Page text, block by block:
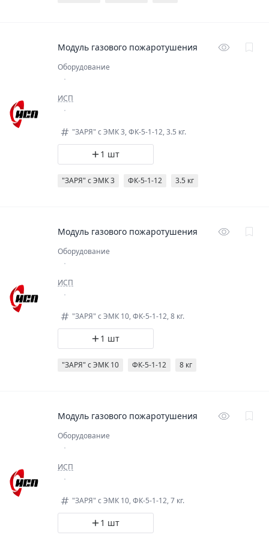
Модуль газового пожаротушения
Оборудование
ИСП
"ЗАРЯ" с ЭМК 3, ФК-5-1-12, 3.5 кг.
1 шт
"ЗАРЯ" с ЭМК 3 ФК-5-1-12 3.5 кг
Модуль газового пожаротушения
Оборудование
ИСП
"ЗАРЯ" с ЭМК 10, ФК-5-1-12, 8 кг.
1 шт
"ЗАРЯ" с ЭМК 10 ФК-5-1-12 8 кг
Модуль газового пожаротушения
Оборудование
ИСП
"ЗАРЯ" с ЭМК 10, ФК-5-1-12, 7 кг.
1 шт